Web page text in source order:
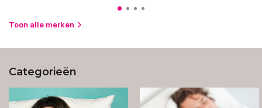
Toon alle merken
Categorieën